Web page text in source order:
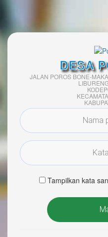
DESA
JALAN POROS BONE-
Tampilkan kata